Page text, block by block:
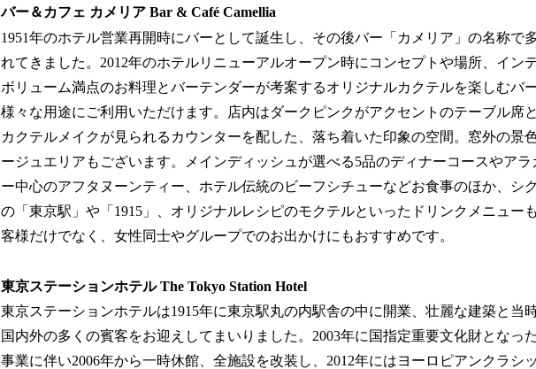
バー＆カフェ カメリア Bar & Café Camellia
1951年のホテル営業再開時にバーとして誕生し、その後バー「カメリア」の名称で
れてきました。2012年のホテルリニューアルオープン時にコンセプトや場所、イン
ボリューム満点のお料理とバーテンダーが考案するオリジナルカクテルを楽しむバ
様々な用途にご利用いただけます。店内はダークピンクがアクセントのテーブル席
カクテルメイクが見られるカウンターを配した、落ち着いた印象の空間。窓外の景
ージュエリアもございます。メインディッシュが選べる5品のディナーコースやアラ
ー中心のアフタヌーンティー、ホテル伝統のビーフシチューなどお食事のほか、シ
の「東京駅」や「1915」、オリジナルレシピのモクテルといったドリンクメニュー
客様だけでなく、女性同士やグループでのお出かけにもおすすめです。
東京ステーションホテル The Tokyo Station Hotel
東京ステーションホテルは1915年に東京駅丸の内駅舎の中に開業、壮麗な建築と当
国内外の多くの賓客をお迎えしてまいりました。2003年に国指定重要文化財となっ
事業に伴い2006年から一時休館、全施設を改装し、2012年にはヨーロピアンクラシ